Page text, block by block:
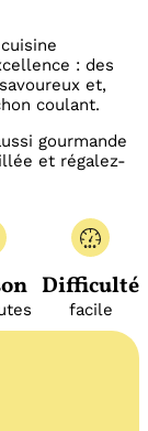
: des
et,
coulant.
gourmande
et régalez-
Difficulté
facile